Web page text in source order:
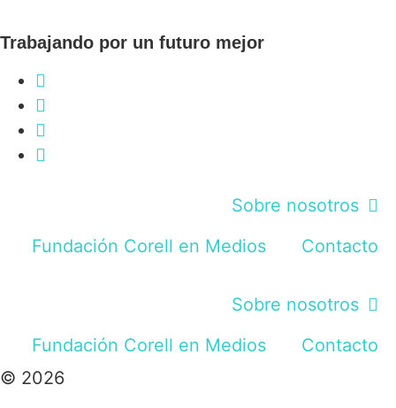
Trabajando por un futuro mejor
Sobre nosotros
Fundación Corell en Medios
Contacto
Sobre nosotros
Fundación Corell en Medios
Contacto
© 2026